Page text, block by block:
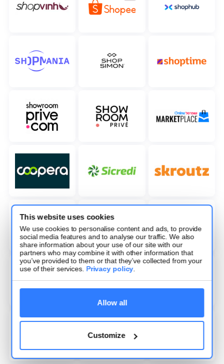
This website uses cookies
We use cookies to personalise content and ads, to provide
social media features and to analyse our traffic. We also
share information about your use of our site with our
partners who may combine it with other information that
you’ve provided to them or that they’ve collected from your
use of their services. Privacy policy.
Allow all
Customize